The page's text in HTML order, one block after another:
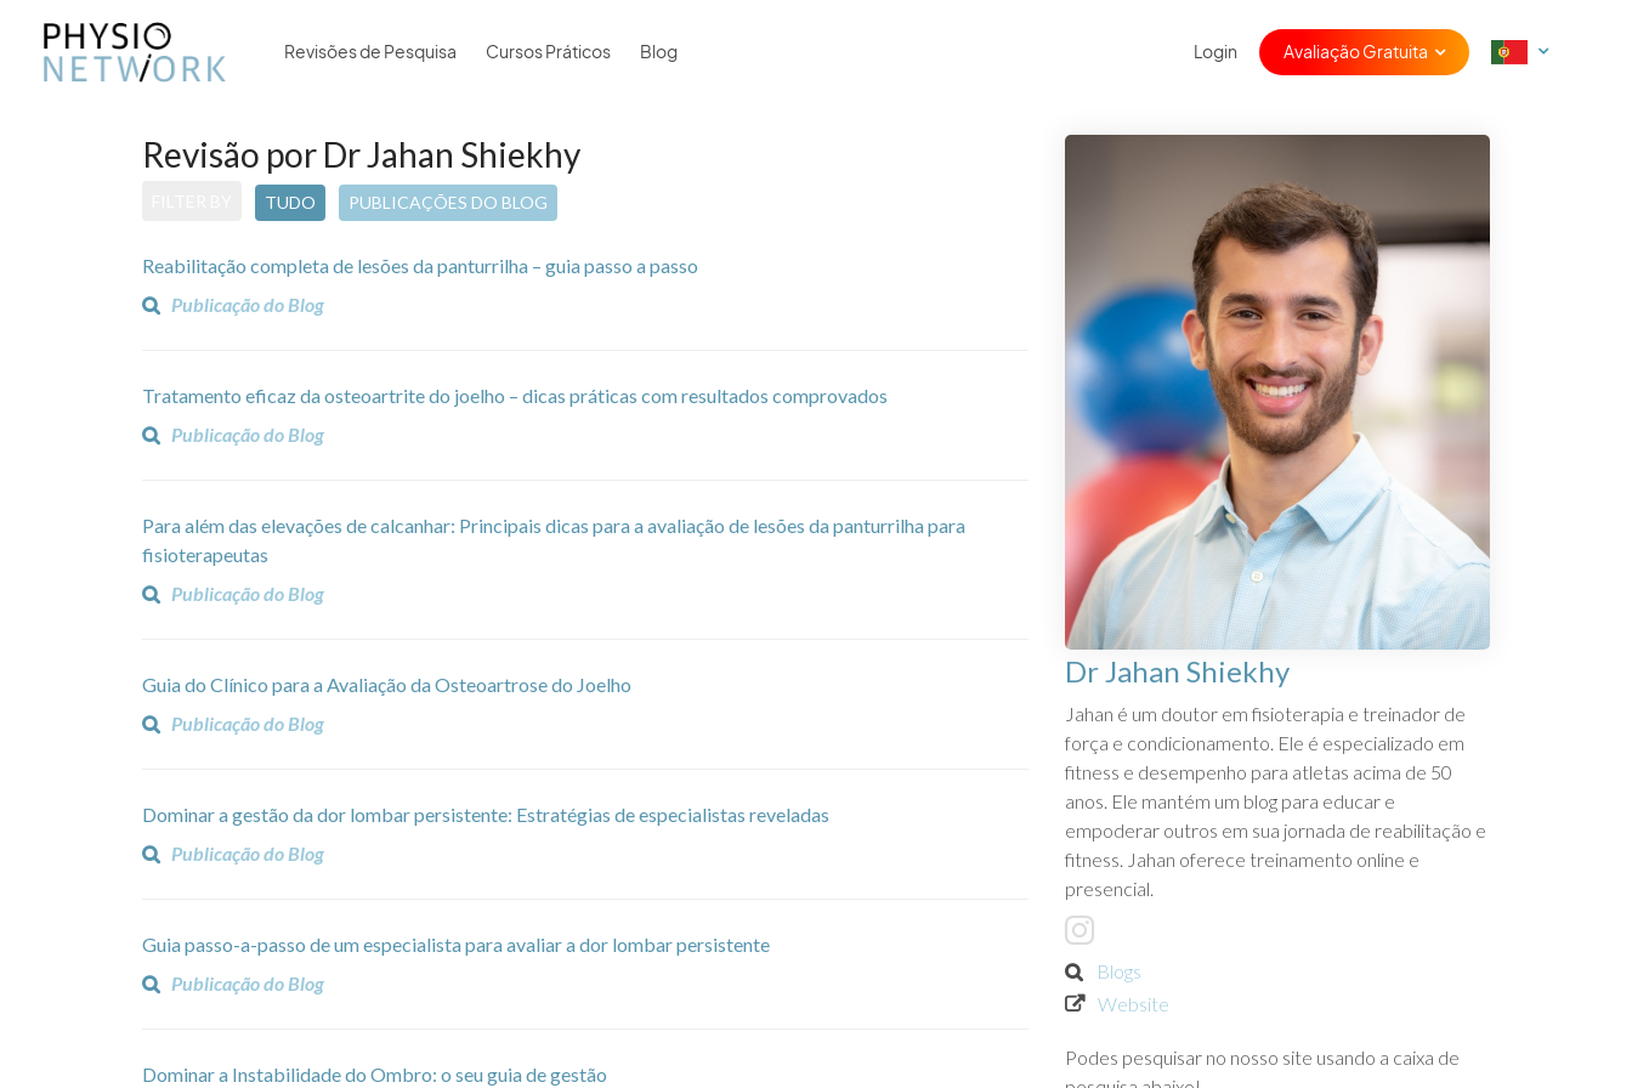
Revisões de Pesquisa Cursos Práticos Blog Login Avaliação Gratuita
Revisão por Dr Jahan Shiekhy
TUDO PUBLICAÇÕES DO BLOG
Reabilitação completa de lesões da panturrilha – guia passo a passo
Publicação do Blog
Tratamento eficaz da osteoartrite do joelho – dicas práticas com resultados comprovados
Publicação do Blog
Para além das elevações de calcanhar: Principais dicas para a avaliação de lesões da panturrilha para
fisioterapeutas
Publicação do Blog
Guia do Clínico para a Avaliação da Osteoartrose do Joelho
Publicação do Blog
Dominar a gestão da dor lombar persistente: Estratégias de especialistas reveladas
Publicação do Blog
Guia passo-a-passo de um especialista para avaliar a dor lombar persistente
Publicação do Blog
Dominar a Instabilidade do Ombro: o seu guia de gestão
Dr Jahan Shiekhy
Jahan é um doutor em fisioterapia e treinador de
força e condicionamento. Ele é especializado em
fitness e desempenho para atletas acima de 50
anos. Ele mantém um blog para educar e
empoderar outros em sua jornada de reabilitação e
fitness. Jahan oferece treinamento online e
presencial.
Blogs
Website
Podes pesquisar no nosso site usando a caixa de